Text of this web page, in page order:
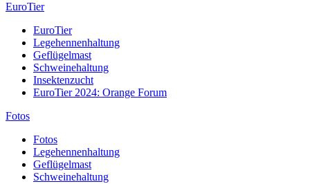
EuroTier
EuroTier
Legehennenhaltung
Geflügelmast
Schweinehaltung
Insektenzucht
EuroTier 2024: Orange Forum
Fotos
Fotos
Legehennenhaltung
Geflügelmast
Schweinehaltung